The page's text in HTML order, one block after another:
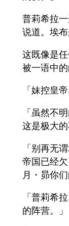
普莉希拉
说道。埃布
这既像是
被一语中的
「妹控皇
「虽然不
这是极大的
「别再无
帝国已经
月・昴你
「普莉希
的阵营。」